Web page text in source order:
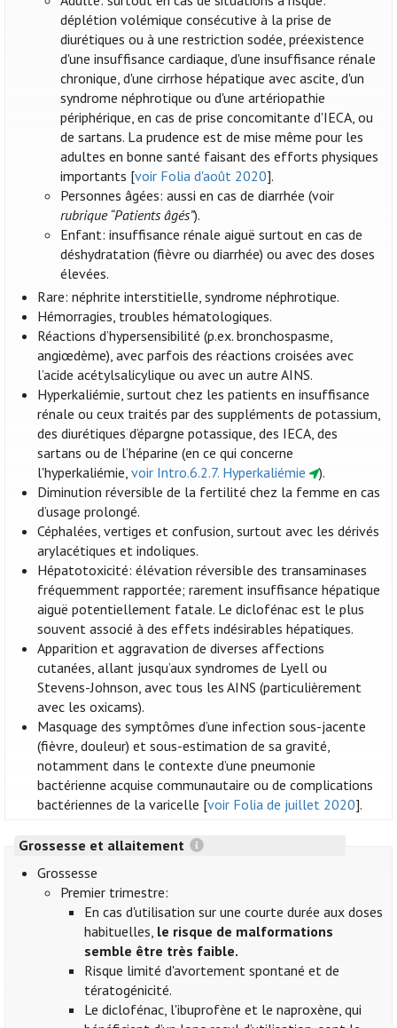
déplétion volémique consécutive à la prise de
diurétiques ou à une restriction sodée, préexistence
d'une insuffisance cardiaque, d'une insuffisance rénale
chronique, d'une cirrhose hépatique avec ascite, d'un
syndrome néphrotique ou d'une artériopathie
périphérique, en cas de prise concomitante d'IECA, ou
de sartans. La prudence est de mise même pour les
adultes en bonne santé faisant des efforts physiques
importants [voir Folia d'août 2020].
Personnes âgées: aussi en cas de diarrhée (voir
rubrique “Patients âgés”).
Enfant: insuffisance rénale aiguë surtout en cas de
déshydratation (fièvre ou diarrhée) ou avec des doses
élevées.
Rare: néphrite interstitielle, syndrome néphrotique.
Hémorragies, troubles hématologiques.
Réactions d’hypersensibilité (p.ex. bronchospasme,
angiœdème), avec parfois des réactions croisées avec
l’acide acétylsalicylique ou avec un autre AINS.
Hyperkaliémie, surtout chez les patients en insuffisance
rénale ou ceux traités par des suppléments de potassium,
des diurétiques d’épargne potassique, des IECA, des
sartans ou de l’héparine (en ce qui concerne
l'hyperkaliémie,voir Intro.6.2.7. Hyperkaliémie
).
Diminution réversible de la fertilité chez la femme en cas
d’usage prolongé.
Céphalées, vertiges et confusion, surtout avec les dérivés
arylacétiques et indoliques.
Hépatotoxicité: élévation réversible des transaminases
fréquemment rapportée; rarement insuffisance hépatique
aiguë potentiellement fatale. Le diclofénac est le plus
souvent associé à des effets indésirables hépatiques.
Apparition et aggravation de diverses affections
cutanées, allant jusqu’aux syndromes de Lyell ou
Stevens-Johnson, avec tous les AINS (particulièrement
avec les oxicams).
Masquage des symptômes d’une infection sous-jacente
(fièvre, douleur) et sous-estimation de sa gravité,
notamment dans le contexte d’une pneumonie
bactérienne acquise communautaire ou de complications
bactériennes de la varicelle [voir Folia de juillet 2020].
Grossesse et allaitement
Grossesse
Premier trimestre:
En cas d'utilisation sur une courte durée aux doses
habituelles, le risque de malformations
semble être très faible.
Risque limité d'avortement spontané et de
tératogénicité.
Le diclofénac, l'ibuprofène et le naproxène, qui